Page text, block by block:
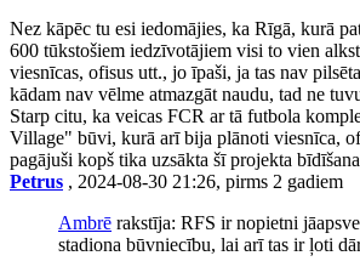
Nez kāpēc tu esi iedomājies, ka Rīgā, kurā
600 tūkstošiem iedzīvotājiem visi to vien
viesnīcas, ofisus utt., jo īpaši, ja tas nav
kādam nav vēlme atmazgāt naudu, tad ne
Starp citu, ka veicas FCR ar tā futbola
Village" būvi, kurā arī bija plānoti viesnīca,
pagājuši kopš tika uzsākta šī projekta
Petrus , 2024-08-30 21:26, pirms 2 gadiem
Ambrē rakstīja: RFS ir nopietni
stadiona būvniecību, lai arī tas ir ļoti